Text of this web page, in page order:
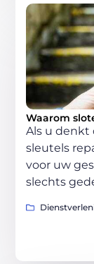
Waarom
Als u denkt
sleutels
voor uw
slechts